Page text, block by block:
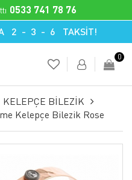
2 - 3 - 6 TAKSİT!
0533 741 78 76
0
KELEPÇE BİLEZİK
Kelepçe Bilezik Rose